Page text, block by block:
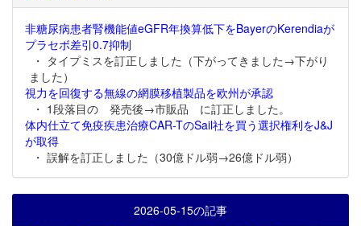
非糖尿病患者腎機能値eGFR年換算低下をBayerのKerendiaが
プラセボ差引0.7抑制
・ タイプミスを訂正しました（下がってきました→下がり
ました）
視力を回復する無線の網膜移植製品を欧州が承認
・ 1段落目の 発売後→市販品 に訂正しました。
体内仕立て免疫疾患治療CAR-TのSail社を買う選択権利をJ&J
が取得
・ 誤解を訂正しました（30億ドル弱→26億ドル弱）
2026-05-15の記事